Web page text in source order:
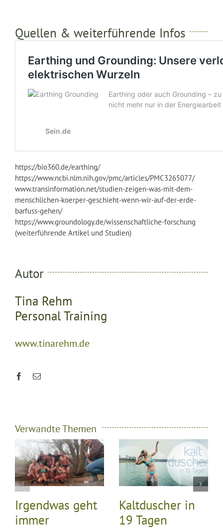
Quellen & weiterführende Infos
https://bio360.de/earthing/
https://www.ncbi.nlm.nih.gov/pmc/articles/PMC3265077/
www.transinformation.net/studien-zeigen-was-mit-dem-
menschlichen-koerper-geschieht-wenn-wir-auf-der-erde-
barfuss-gehen/
https://www.groundology.de/wissenschaftliche-forschung
(weiterführende Artikel und Studien)
Autor
Tina Rehm
Personal Training
www.tinarehm.de
Verwandte Themen
Irgendwas geht
immer
Kaltduscher in
19 Tagen